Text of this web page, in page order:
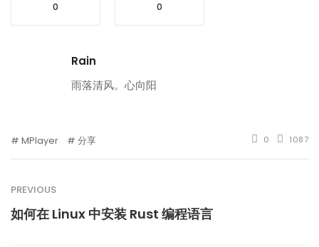
0 0
Rain
雨落清风。心向阳
MPlayer 分享 0 1087
PREVIOUS
如何在 Linux 中安装 Rust 编程语言